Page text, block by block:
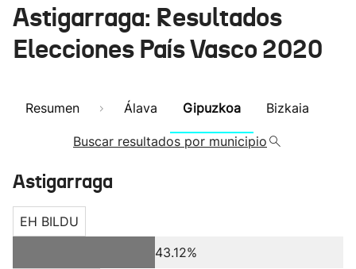
Cultura
Astigarraga: Resultados
Elecciones País Vasco 2020
Resumen Álava Gipuzkoa Bizkaia
Buscar resultados por municipio
Astigarraga
EH BILDU
43.12%